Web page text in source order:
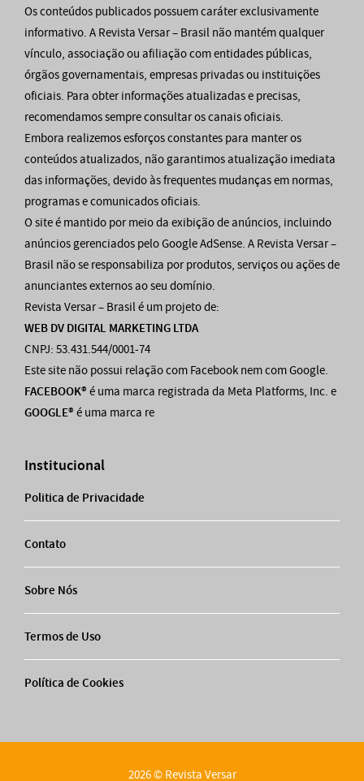
Os conteúdos publicados possuem caráter exclusivamente
informativo. A Revista Versar – Brasil não mantém qualquer
vínculo, associação ou afiliação com entidades públicas,
órgãos governamentais, empresas privadas ou instituições
oficiais. Para obter informações atualizadas e precisas,
recomendamos sempre consultar os canais oficiais.
Embora realizemos esforços constantes para manter os
conteúdos atualizados, não garantimos atualização imediata
das informações, devido às frequentes mudanças em normas,
programas e comunicados oficiais.
O site é mantido por meio da exibição de anúncios, incluindo
anúncios gerenciados pelo Google AdSense. A Revista Versar –
Brasil não se responsabiliza por produtos, serviços ou ações de
anunciantes externos ao seu domínio.
Revista Versar – Brasil é um projeto de:
WEB DV DIGITAL MARKETING LTDA
CNPJ: 53.431.544/0001-74
Este site não possui relação com Facebook nem com Google.
FACEBOOK®é uma marca registrada da Meta Platforms, Inc. e
GOOGLE®é uma marca re
Institucional
Politica de Privacidade
Contato
Sobre Nós
Termos de Uso
Política de Cookies
2026 © Revista Versar